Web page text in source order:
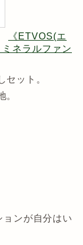
《ETVOS(エ
ネラルファン
セット。
。
ンが自分はい